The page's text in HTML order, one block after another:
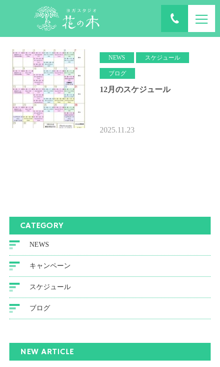
ブログ 2025年11月
NEWS スケジュール
ブログ
12月のスケジュール
2025.11.23
CATEGORY
NEWS
キャンペーン
スケジュール
ブログ
NEW ARTICLE